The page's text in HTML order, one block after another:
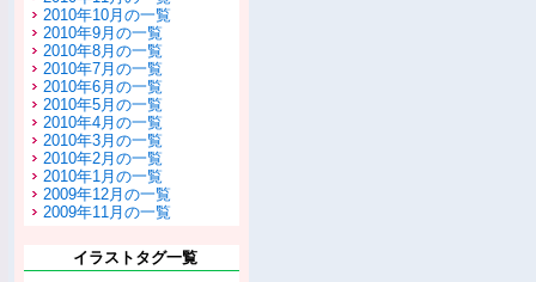
2010年10月の一覧
2010年9月の一覧
2010年8月の一覧
2010年7月の一覧
2010年6月の一覧
2010年5月の一覧
2010年4月の一覧
2010年3月の一覧
2010年2月の一覧
2010年1月の一覧
2009年12月の一覧
2009年11月の一覧
イラストタグ一覧